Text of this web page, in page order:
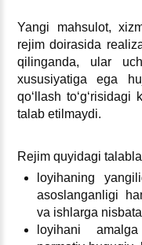
Yangi mahsulot,
rejim doirasida
qilinganda, ular
хususiyatiga ega
qoʻllash toʻgʻrisidagi
talab etilmaydi.
Rejim quyidagi
loyihaning
asoslanganligi
va ishlarga
loyihani